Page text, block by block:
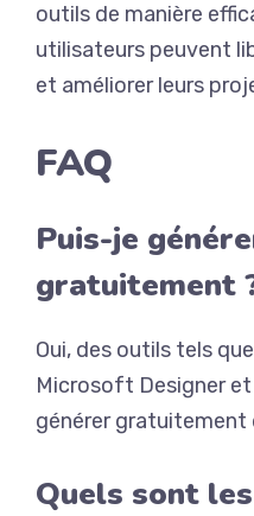
outils de manière
utilisateurs peuvent
et améliorer leurs
FAQ
Puis-je
gratuitement
Oui, des outils tels
Microsoft Designer
générer gratuitement
Quels sont